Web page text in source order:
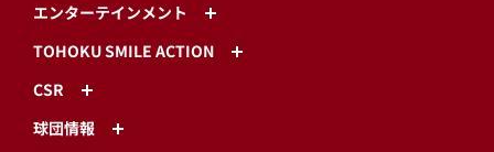
エンターテインメント
TOHOKU SMILE ACTION
CSR
球団情報